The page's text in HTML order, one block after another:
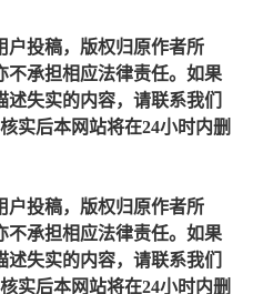
户投稿，版权归原作者所
不承担相应法律责任。如果
失实的内容，请联系我们
实后本网站将在24小时内删
户投稿，版权归原作者所
不承担相应法律责任。如果
失实的内容，请联系我们
实后本网站将在24小时内删